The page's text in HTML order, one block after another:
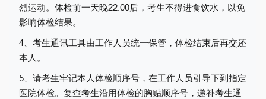
烈运动。体检前一天晚22:00后，考生不得进食饮水，以免
影响体检结果。
4、考生通讯工具由工作人员统一保管，体检结束后再交还
本人。
5、 请考生牢记本人体检顺序号，在工作人员引导下到指定
医院体检。 复查考生沿用体检的胸贴顺序号，递补考生通